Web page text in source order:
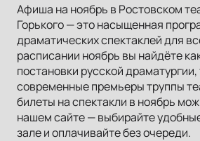
Афиша на ноябрь в Ростовском
Горького — это насыщенная
драматических спектаклей для
расписании ноябрь вы найдёте
постановки русской драматургии,
современные премьеры труппы
билеты на спектакли в ноябрь
нашем сайте — выбирайте
зале и оплачивайте без очереди.